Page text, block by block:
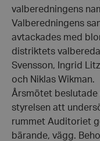
valberedningens
Valberedningens
avtackades med
distriktets
Svensson, Ingrid
och Niklas Wikman.
Årsmötet beslutade
styrelsen att
rummet Auditoriet
bärande, vägg.